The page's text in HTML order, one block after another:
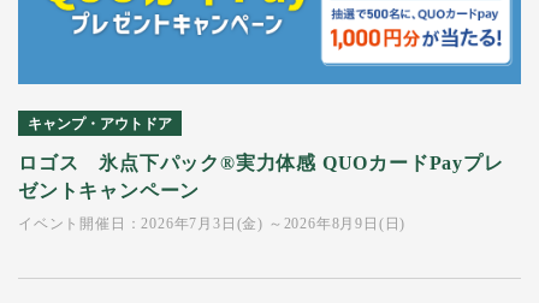
キャンプ・アウトドア
ロゴス 氷点下パック®実力体感 QUOカードPayプレ
ゼントキャンペーン
イベント開催日：2026年7月3日(金) ～2026年8月9日(日)